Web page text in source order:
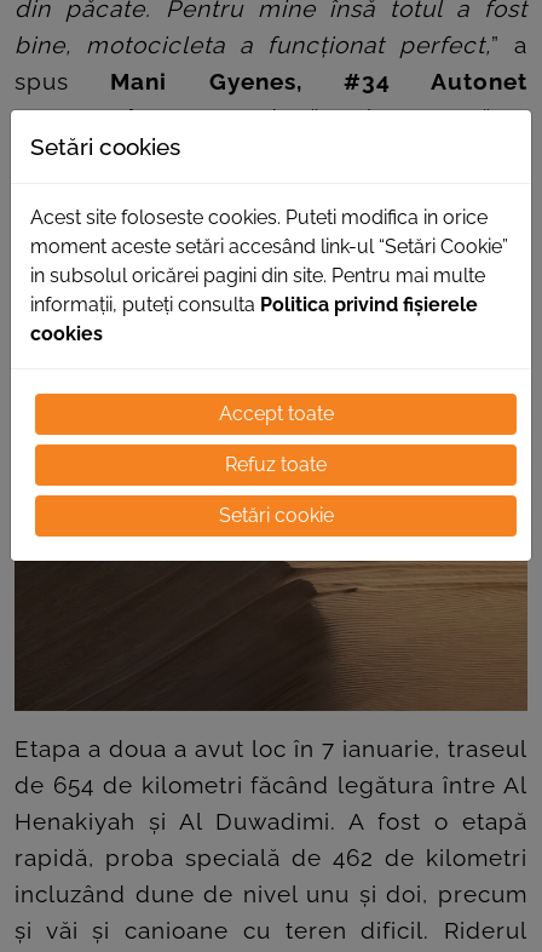
din păcate. Pentru mine însă totul a fost
bine, motocicleta a funcționat perfect,” a
spus Mani Gyenes, #34 Autonet
Motorcycle Team, după prima etapă a
Dakar 2024.
Etapa a doua a avut loc în 7 ianuarie, traseul
de 654 de kilometri făcând legătura între Al
Henakiyah și Al Duwadimi. A fost o etapă
rapidă, proba specială de 462 de kilometri
incluzând dune de nivel unu și doi, precum
și văi și canioane cu teren dificil. Riderul
Setări cookies
Acest site foloseste cookies. Puteti modifica in orice
moment aceste setări accesând link-ul “Setări Cookie”
in subsolul oricărei pagini din site. Pentru mai multe
informații, puteți consulta Politica privind fișierele
cookies
Accept toate
Refuz toate
Setări cookie